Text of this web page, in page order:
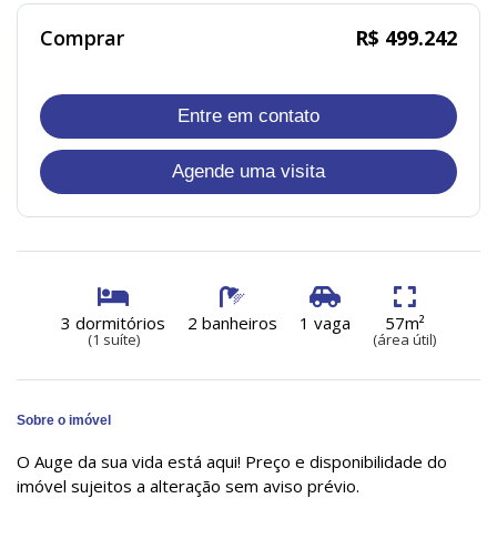
Comprar R$ 499.242
Entre em contato
Agende uma visita
3 dormitórios
(1 suíte)
2 banheiros 1 vaga 57m²
(área útil)
Sobre o imóvel
O Auge da sua vida está aqui! Preço e disponibilidade do
imóvel sujeitos a alteração sem aviso prévio.